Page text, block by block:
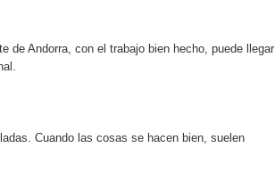
de Andorra, con el trabajo bien hecho, puede llegar
Cuando las cosas se hacen bien, suelen